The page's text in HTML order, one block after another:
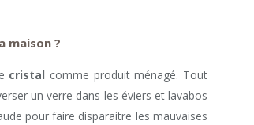
maison ?
cristal comme produit ménagé. Tout
un verre dans les éviers et lavabos
pour faire disparaitre les mauvaises